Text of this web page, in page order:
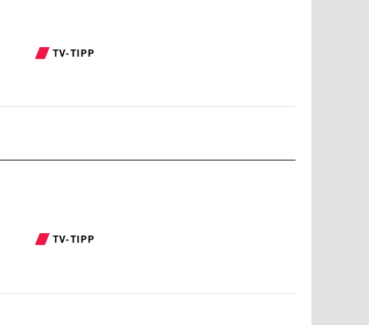
TV-TIPP
TV-TIPP